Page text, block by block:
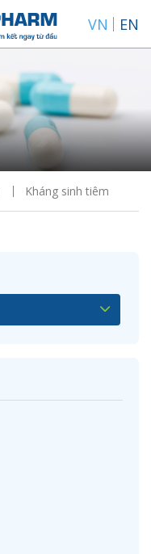
VN EN
Kháng sinh tiêm